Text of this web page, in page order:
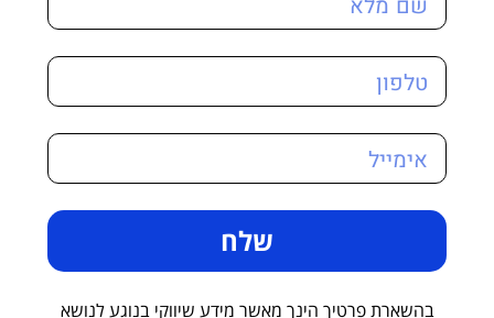
שלח
בהשארת פרטיך הינך מאשר מידע שיווקי בנוגע לנושא